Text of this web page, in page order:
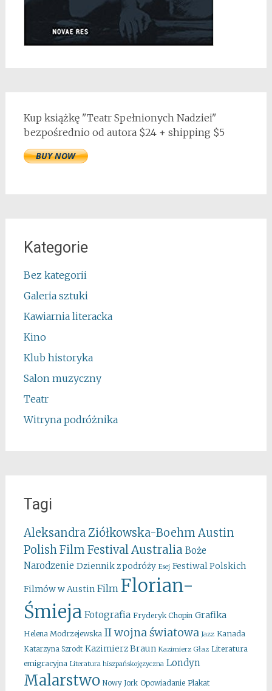
Kup książkę "Teatr Spełnionych Nadziei"
bezpośrednio od autora $24 + shipping $5
Kategorie
Bez kategorii
Galeria sztuki
Kawiarnia literacka
Kino
Klub historyka
Salon muzyczny
Teatr
Witryna podróżnika
Tagi
Aleksandra Ziółkowska-Boehm Austin
Polish Film FestivalAustralia Boże
Narodzenie Dziennik z podróży Esej Festiwal Polskich
Filmów w Austin Film Florian-
Śmieja Fotografia Fryderyk Chopin Grafika
Helena Modrzejewska II wojna światowa Jazz Kanada
Katarzyna Szrodt Kazimierz Braun Kazimierz Głaz Literatura
emigracyjna Literatura hiszpańskojęzyczna Londyn
Malarstwo Nowy Jork Opowiadanie Plakat